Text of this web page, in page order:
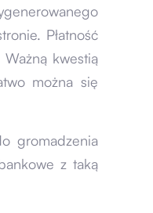
Płatność
kwestią
można się
gromadzenia
z taką